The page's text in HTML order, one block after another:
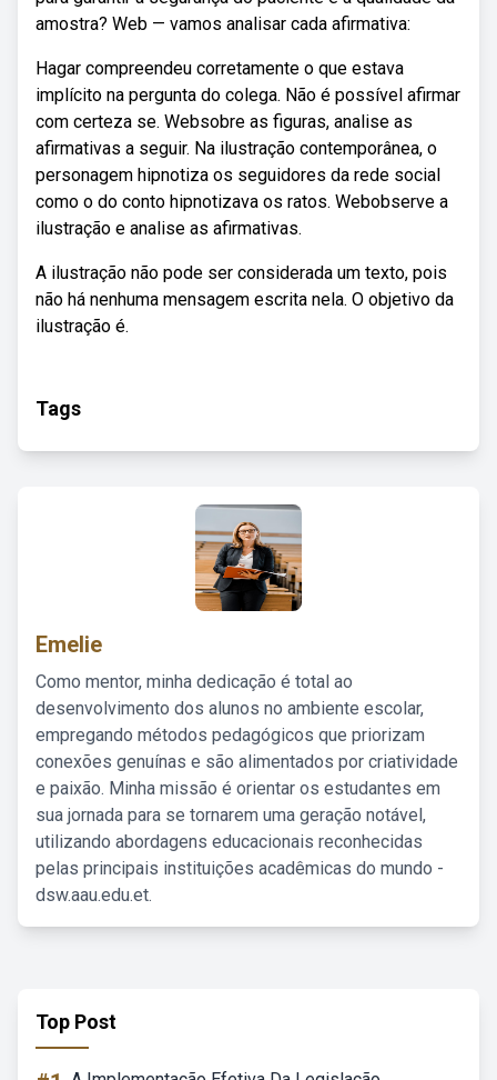
amostra? Web — vamos analisar cada afirmativa:
Hagar compreendeu corretamente o que estava
implícito na pergunta do colega. Não é possível afirmar
com certeza se. Websobre as figuras, analise as
afirmativas a seguir. Na ilustração contemporânea, o
personagem hipnotiza os seguidores da rede social
como o do conto hipnotizava os ratos. Webobserve a
ilustração e analise as afirmativas.
A ilustração não pode ser considerada um texto, pois
não há nenhuma mensagem escrita nela. O objetivo da
ilustração é.
Tags
Emelie
Como mentor, minha dedicação é total ao
desenvolvimento dos alunos no ambiente escolar,
empregando métodos pedagógicos que priorizam
conexões genuínas e são alimentados por criatividade
e paixão. Minha missão é orientar os estudantes em
sua jornada para se tornarem uma geração notável,
utilizando abordagens educacionais reconhecidas
pelas principais instituições acadêmicas do mundo -
dsw.aau.edu.et.
Top Post